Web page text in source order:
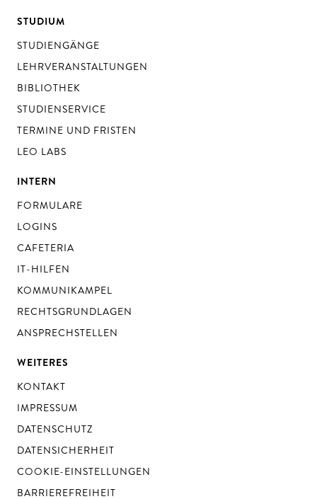
STUDIUM
STUDIENGÄNGE
LEHRVERANSTALTUNGEN
BIBLIOTHEK
STUDIENSERVICE
TERMINE UND FRISTEN
LEO LABS
INTERN
FORMULARE
LOGINS
CAFETERIA
IT-HILFEN
KOMMUNIKAMPEL
RECHTSGRUNDLAGEN
ANSPRECHSTELLEN
WEITERES
KONTAKT
IMPRESSUM
DATENSCHUTZ
DATENSICHERHEIT
COOKIE-EINSTELLUNGEN
BARRIEREFREIHEIT